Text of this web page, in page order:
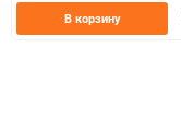
В корзину